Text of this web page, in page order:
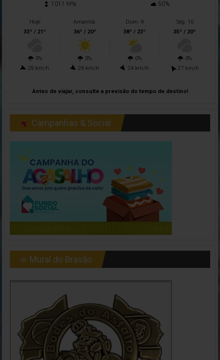
1011 hPa
50%
Hoje
33º / 21º
0%
29 km/h
Amanhã.
36º / 20º
0%
26 km/h
Dom. 9
38º / 23º
0%
24 km/h
Seg. 10
35º / 20º
0%
27 km/h
Antes de viajar, consulte a previsão do tempo de destino!
Campanhas & Social
☠ Mural do Brasão